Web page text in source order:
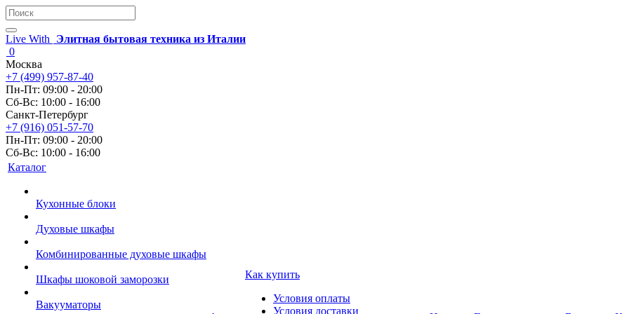
Live With
Элитная бытовая техника из Италии
0
Москва
+7 (499) 957-87-40
Пн-Пт: 09:00 - 20:00
Сб-Вс: 10:00 - 16:00
Санкт-Петербург
+7 (916) 051-57-70
Пн-Пт: 09:00 - 20:00
Сб-Вс: 10:00 - 16:00
Каталог
Кухонные блоки
Духовые шкафы
Комбинированные духовые шкафы
Шкафы шоковой заморозки
Вакууматоры
Как купить
Условия оплаты
Условия доставки